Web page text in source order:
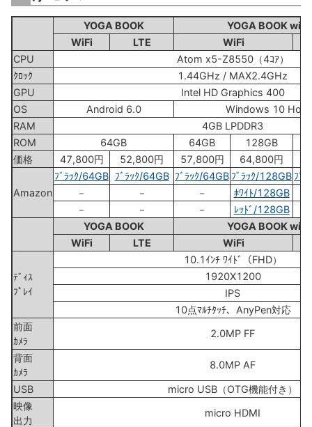
YOGA BOOK
YOGA BOOK
WiFi
LTE
WiFi
CPU
Atom x5-Z8550（4ｺｱ）
ｸﾛｯｸ
1.44GHz / MAX2.4GHz
GPU
Intel HD Graphics 400
OS
Android 6.0
Windows 10
RAM
4GB LPDDR3
ROM
64GB 64GB 128GB
価格
47,800円 52,800円 57,800円 64,800円
Amazon
ﾌﾞﾗｯｸ/64GB ﾌﾞﾗｯｸ/64GB ﾌﾞﾗｯｸ/64GB ﾌﾞﾗｯｸ/128GB ﾌﾞ
－
－ －
ﾎﾜｲﾄ/128GB
－
－ －
ﾚｯﾄﾞ/128GB
YOGA BOOK
YOGA BOOK
WiFi
LTE WiFi
ﾃﾞｨｽ
ﾌﾟﾚｲ
10.1ｲﾝﾁ ﾜｲﾄﾞ（FHD）
1920X1200
IPS
10点ﾏﾙﾁﾀｯﾁ、AnyPen対応
前面
ｶﾒﾗ
2.0MP FF
背面
ｶﾒﾗ
8.0MP AF
USB
micro USB（OTG機能付き）
映像
出力
micro HDMI